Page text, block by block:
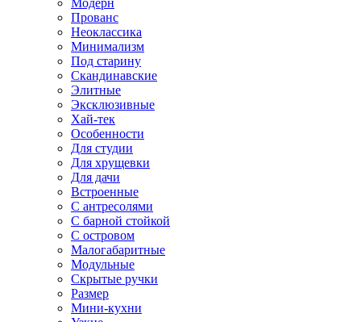
Модерн
Прованс
Неоклассика
Минимализм
Под старину
Скандинавские
Элитные
Эксклюзивные
Хай-тек
Особенности
Для студии
Для хрущевки
Для дачи
Встроенные
С антресолями
С барной стойкой
С островом
Малогабаритные
Модульные
Скрытые ручки
Размер
Мини-кухни